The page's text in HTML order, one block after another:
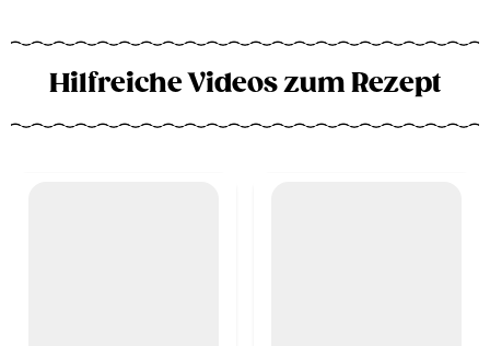
Hilfreiche Videos zum Rezept